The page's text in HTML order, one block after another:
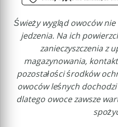
Świeży wygląd owoców
jedzenia. Na ich
zanieczyszczenia z
magazynowania,
pozostałości środków
owoców leśnych
dlatego owoce zawsze